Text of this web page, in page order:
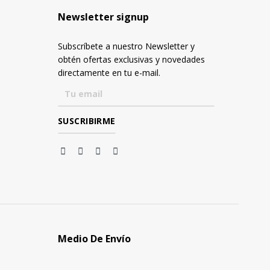
Newsletter signup
Subscríbete a nuestro Newsletter y
obtén ofertas exclusivas y novedades
directamente en tu e-mail.
Medio De Envío